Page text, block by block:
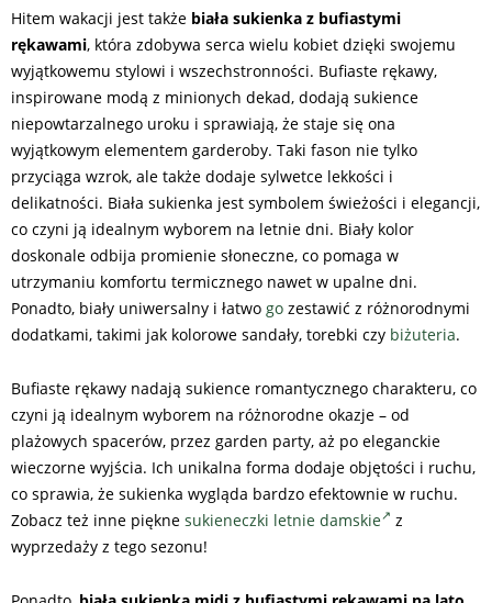
Hitem wakacji jest także biała sukienka z bufiastymi
rękawami, która zdobywa serca wielu kobiet dzięki swojemu
wyjątkowemu stylowi i wszechstronności. Bufiaste rękawy,
inspirowane modą z minionych dekad, dodają sukience
niepowtarzalnego uroku i sprawiają, że staje się ona
wyjątkowym elementem garderoby. Taki fason nie tylko
przyciąga wzrok, ale także dodaje sylwetce lekkości i
delikatności. Biała sukienka jest symbolem świeżości i elegancji,
co czyni ją idealnym wyborem na letnie dni. Biały kolor
doskonale odbija promienie słoneczne, co pomaga w
utrzymaniu komfortu termicznego nawet w upalne dni.
Ponadto, biały uniwersalny i łatwo go zestawić z różnorodnymi
dodatkami, takimi jak kolorowe sandały, torebki czy biżuteria.
Bufiaste rękawy nadają sukience romantycznego charakteru, co
czyni ją idealnym wyborem na różnorodne okazje – od
plażowych spacerów, przez garden party, aż po eleganckie
wieczorne wyjścia. Ich unikalna forma dodaje objętości i ruchu,
co sprawia, że sukienka wygląda bardzo efektownie w ruchu.
Zobacz też inne piękne sukieneczki letnie damskie
z
wyprzedaży z tego sezonu!